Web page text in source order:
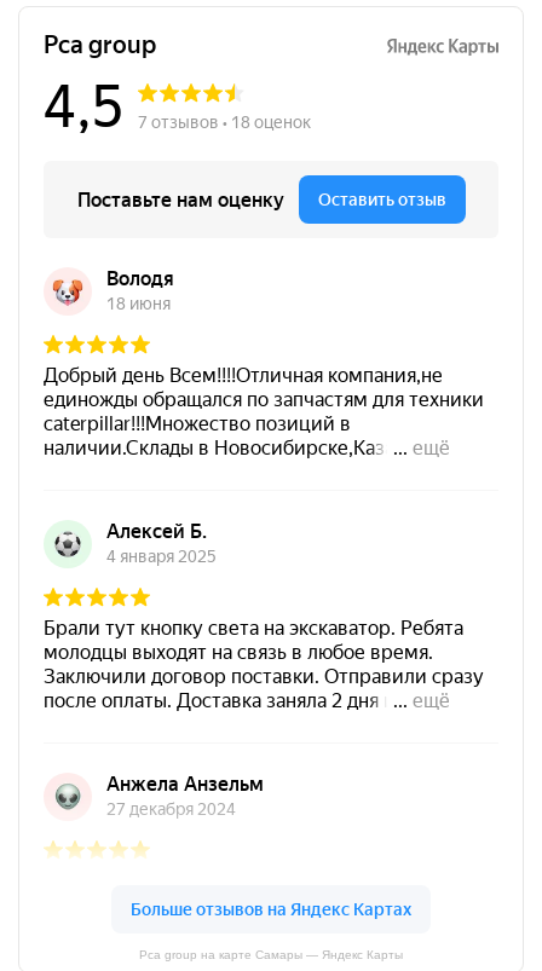
Pca group на карте Самары — Яндекс Карты